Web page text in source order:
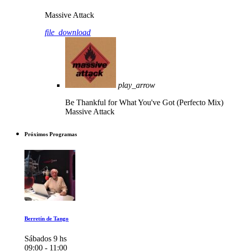
Massive Attack
file_download
play_arrow
Be Thankful for What You've Got (Perfecto Mix)
Massive Attack
Próximos Programas
Berretín de Tango
Sábados 9 hs
09:00 - 11:00